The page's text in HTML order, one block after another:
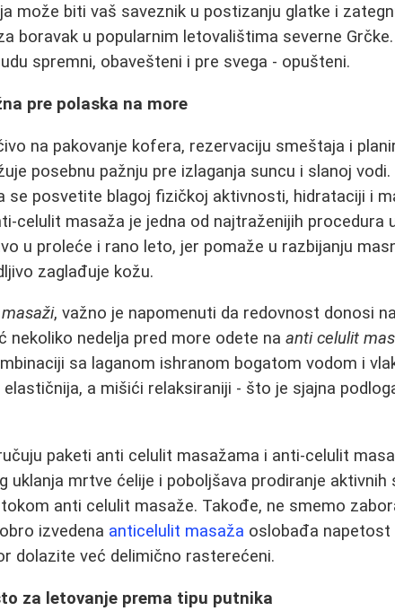
može biti vaš saveznik u postizanju glatke i
boravak u popularnim letovalištima severne
spremni, obavešteni i pre svega - opušteni.
pre polaska na more
na pakovanje kofera, rezervaciju smeštaja i
posebnu pažnju pre izlaganja suncu i slanoj vodi.
se posvetite blagoj fizičkoj aktivnosti, hidrataciji i
celulit masaža je jedna od najtraženijih procedura
u proleće i rano leto, jer pomaže u razbijanju
zaglađuje kožu.
, važno je napomenuti da redovnost donosi
nekoliko nedelja pred more odete naanti celulit
sa laganom ishranom bogatom vodom i
a mišići relaksiraniji - što je sjajna
paketi anti celulit masažama i anti-celulit
uklanja mrtve ćelije i poboljšava prodiranje aktivnih
anti celulit masaže. Takođe, ne smemo
izvedena anticelulit masaža oslobađa napetost
dolazite već delimično rasterećeni.
za letovanje prema tipu putnika